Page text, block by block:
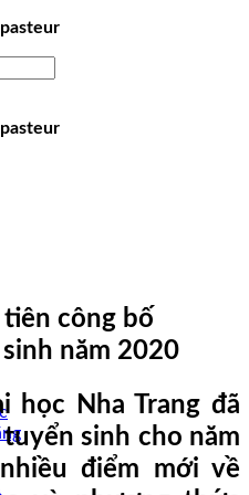
công bố
năm 2020
học Nha Trang đã
sinh cho năm
điểm mới về